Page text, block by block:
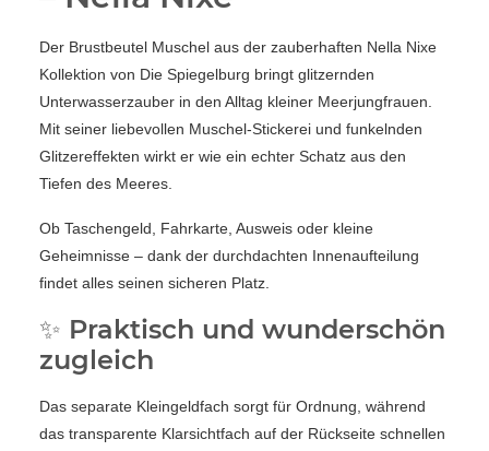
Der Brustbeutel Muschel aus der zauberhaften Nella Nixe
Kollektion von Die Spiegelburg bringt glitzernden
Unterwasserzauber in den Alltag kleiner Meerjungfrauen.
Mit seiner liebevollen Muschel-Stickerei und funkelnden
Glitzereffekten wirkt er wie ein echter Schatz aus den
Tiefen des Meeres.
Ob Taschengeld, Fahrkarte, Ausweis oder kleine
Geheimnisse – dank der durchdachten Innenaufteilung
findet alles seinen sicheren Platz.
✨ Praktisch und wunderschön
zugleich
Das separate Kleingeldfach sorgt für Ordnung, während
das transparente Klarsichtfach auf der Rückseite schnellen